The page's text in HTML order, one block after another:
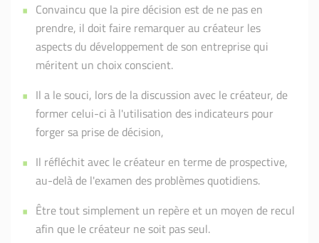
Convaincu que la pire décision est de ne pas en
prendre, il doit faire remarquer au créateur les
aspects du développement de son entreprise qui
méritent un choix conscient.
Il a le souci, lors de la discussion avec le créateur, de
former celui-ci à l'utilisation des indicateurs pour
forger sa prise de décision,
Il réfléchit avec le créateur en terme de prospective,
au-delà de l'examen des problèmes quotidiens.
Être tout simplement un repère et un moyen de recul
afin que le créateur ne soit pas seul.